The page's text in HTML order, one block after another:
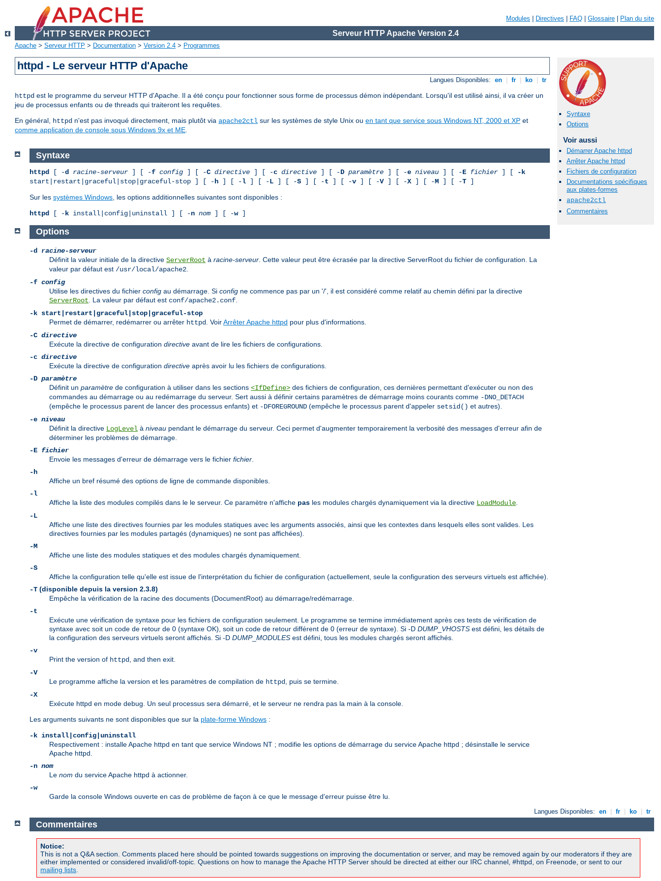
Modules Directives FAQ Glossaire Plan du site
Serveur HTTP Apache Version 2.4
Apache > Serveur HTTP > Documentation > Version 2.4 > Programmes
httpd - Le serveur HTTP d'Apache
Langues Disponibles: en fr ko tr
httpd est le programme du serveur HTTP d'Apache. Il a été conçu pour fonctionner sous forme de processus démon indépendant. Lorsqu'il est utilisé ainsi, il va créer un
jeu de processus enfants ou de threads qui traiteront les requêtes.
En général, httpd n'est pas invoqué directement, mais plutôt via apache2ctl sur les systèmes de style Unix ou en tant que service sous Windows NT, 2000 et XP et
comme application de console sous Windows 9x et ME.
Syntaxe
Options
Voir aussi
Démarrer Apache httpd
Arrêter Apache httpd
Fichiers de configuration
Documentations spécifiques
aux plates-formes
apache2ctl
Commentaires
Syntaxe
httpd [ -d racine-serveur ] [ -f config ] [ -C directive ] [ -c directive ] [ -D paramètre ] [ -e niveau ] [ -E fichier ] [
-k
start|restart|graceful|stop|graceful-stop ] [ -h ] [ -l ] [ -L ] [ -S ] [ -t ] [ -v ] [ -V] [ -X] [ -M ] [ -T ]
Sur les systèmes Windows , les options additionnelles suivantes sont disponibles :
httpd [ - k install|config|uninstall ] [ -n nom ] [ -w]
Options
-d racine-serveur
Définit la valeur initiale de la directive ServerRoot à racine-serveur . Cette valeur peut être écrasée par la directive ServerRoot du fichier de configuration. La
valeur par défaut est /usr/local/apache2
-f config
Utilise les directives du fichier config au démarrage. Si config ne commence pas par un '/', il est considéré comme relatif au chemin défini par la directive
ServerRoot . La valeur par défaut est conf/apache2.conf
-k start|restart|graceful|stop|graceful-stop
Permet de démarrer, redémarrer ou arrêter httpd . VoirArrêter Apache httpd pour plus d'informations.
-C directive
Exécute la directive de configuration directive avant de lire les fichiers de configurations.
-c directive
Exécute la directive de configuration directive après avoir lu les fichiers de configurations.
-D paramètre
Définit un paramètre de configuration à utiliser dans les sections <IfDefine> des fichiers de configuration, ces dernières permettant d'exécuter ou non des
commandes au démarrage ou au redémarrage du serveur. Sert aussi à définir certains paramètres de démarrage moins courants comme -DNO_DETACH
(empêche le processus parent de lancer des processus enfants) et -DFOREGROUND (empêche le processus parent d'appeler setsid() et autres).
-e niveau
Définit la directive LogLevel à niveau pendant le démarrage du serveur. Ceci permet d'augmenter temporairement la verbosité des messages d'erreur afin de
déterminer les problèmes de démarrage.
-E fichier
Envoie les messages d'erreur de démarrage vers le fichier fichier
-h
Affiche un bref résumé des options de ligne de commande disponibles.
-l
Affiche la liste des modules compilés dans le le serveur. Ce paramètre n'affiche pas les modules chargés dynamiquement via la directive LoadModule
-L
Affiche une liste des directives fournies par les modules statiques avec les arguments associés, ainsi que les contextes dans lesquels elles sont valides. Les
directives fournies par les modules partagés (dynamiques) ne sont pas affichées).
-M
Affiche une liste des modules statiques et des modules chargés dynamiquement.
-S
Affiche la configuration telle qu'elle est issue de l'interprétation du fichier de configuration (actuellement, seule la configuration des serveurs virtuels est affichée).
-T (disponible depuis la version 2.3.8)
Empêche la vérification de la racine des documents (DocumentRoot) au démarrage/redémarrage.
-t
Exécute une vérification de syntaxe pour les fichiers de configuration seulement. Le programme se termine immédiatement après ces tests de vérification de
syntaxe avec soit un code de retour de 0 (syntaxe OK), soit un code de retour différent de 0 (erreur de syntaxe). Si -D DUMP_ VHOSTS est défini, les détails de
la configuration des serveurs virtuels seront affichés. Si -D DUMP_ MODULES est défini, tous les modules chargés seront affichés.
-v
Print the version of httpd
, and then exit.
-V
Le programme affiche la version et les paramètres de compilation de httpd
, puis se termine.
-X
Exécute httpd en mode debug. Un seul processus sera démarré, et le serveur ne rendra pas la main à la console.
Les arguments suivants ne sont disponibles que sur la plate-forme Windows :
-k install|config|uninstall
Respectivement : installe Apache httpd en tant que service Windows NT ; modifie les options de démarrage du service Apache httpd ; désinstalle le service
Apache httpd.
-n nom
Le nom du service Apache httpd à actionner.
-w
Garde la console Windows ouverte en cas de problème de façon à ce que le message d'erreur puisse être lu.
Langues Disponibles: en fr ko tr
Commentaires
Notice:
This is not a Q&A section. Comments placed here should be pointed towards suggestions on improving the documentation or server, and may be removed again by our moderators if they are
either implemented or considered invalid/off-topic. Questions on how to manage the Apache HTTP Server should be directed at either our IRC channel, #httpd, on Freenode, or sent to our
mailing lists.